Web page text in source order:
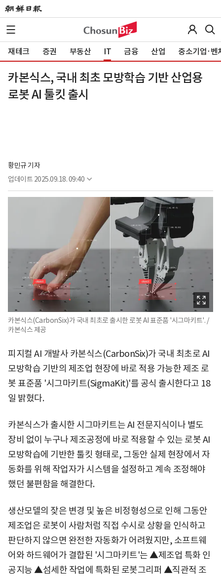
재테크 증권 부동산 IT 금융 산업 중소기업·벤
카본식스, 국내 최초 모방학습 기반 산업용
로봇 AI 툴킷 출시
황민규 기자
업데이트 2025.09.18. 09:40
카본식스(CarbonSix)가 국내 최초로 출시한 로봇 AI 표준품 '시그마키트'. /
카본식스 제공
피지컬 AI 개발사 카본식스(CarbonSix)가 국내 최초로 AI
모방학습 기반의 제조업 현장에 바로 적용 가능한 제조 로
봇 표준품 '시그마키트(SigmaKit)'를 공식 출시한다고 18
일 밝혔다.
카본식스가 출시한 시그마키트는 AI 전문지식이나 별도
장비 없이 누구나 제조공정에 바로 적용할 수 있는 로봇 AI
모방학습에 기반한 툴킷 형태로, 그동안 실제 현장에서 자
동화를 위해 작업자가 시스템을 설정하고 계속 조정해야
했던 불편함을 해결한다.
생산모델의 잦은 변경 및 높은 비정형성으로 인해 그동안
제조업은 로봇이 사람처럼 직접 수시로 상황을 인식하고
판단하지 않으면 완전한 자동화가 어려웠지만, 소프트웨
어와 하드웨어가 결합된 '시그마키트'는 ▲제조업 특화 인
공지능 ▲섬세한 작업에 특화된 로봇그리퍼 ▲직관적 조